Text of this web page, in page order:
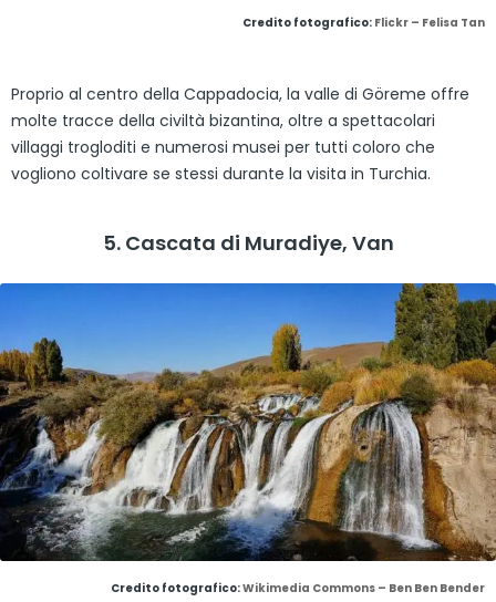
Credito fotografico: Flickr – Felisa Tan
Proprio al centro della Cappadocia, la valle di Göreme offre
molte tracce della civiltà bizantina, oltre a spettacolari
villaggi trogloditi e numerosi musei per tutti coloro che
vogliono coltivare se stessi durante la visita in Turchia.
5. Cascata di Muradiye, Van
Credito fotografico:Wikimedia Commons – Ben Ben Bender